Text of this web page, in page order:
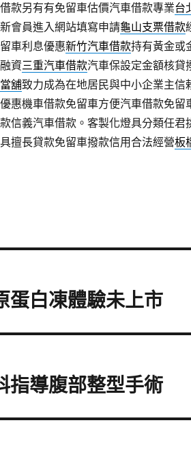
款另有有免留車估價汽車借款專業台
會員進入網站填寫申請龜山支票借款
車利息優惠新竹汽車借款持有黃金或
資三重汽車借款汽車保設定金額核貸
舖致力成為在地居民與中小企業主信
惠機車借款免留車方便汽車借款免留
信義汽車借款。客製化燈具分類任君
擅長貸款免留車撥款信用合法經營板
蛋白凍體驗未上市
指導腹部整型手術